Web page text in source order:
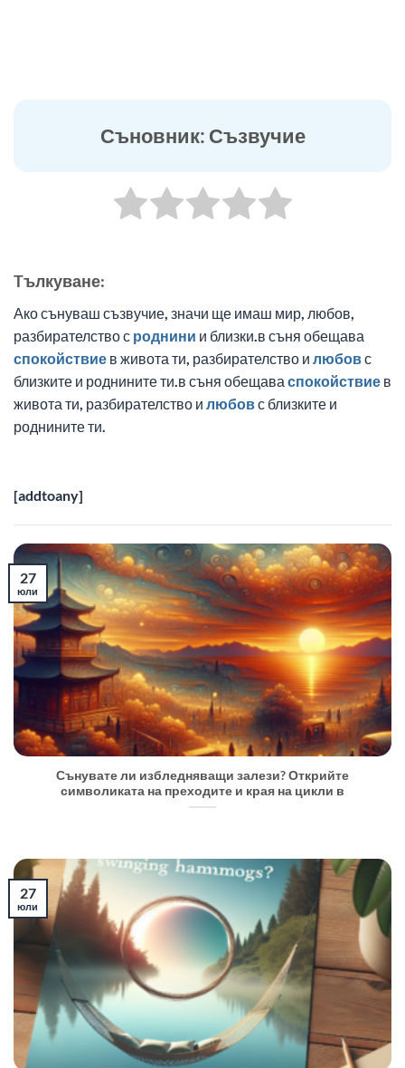
Съновник: Съзвучие
Tълкуване:
Ако сънуваш съзвучие, значи ще имаш мир, любов,
разбирателство с роднини и близки.в съня обещава
спокойствие в живота ти, разбирателство и любовс
близките и роднините ти.в съня обещава спокойствие в
живота ти, разбирателство и любовс близките и
роднините ти.
[addtoany]
Сънувате ли избледняващи залези? Открийте
символиката на преходите и края на цикли в
27
юли
27
юли